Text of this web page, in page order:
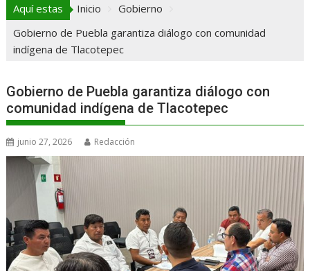
Aquí estas Inicio
Gobierno
Gobierno de Puebla garantiza diálogo con comunidad
indígena de Tlacotepec
Gobierno de Puebla garantiza diálogo con
comunidad indígena de Tlacotepec
junio 27, 2026 Redacción